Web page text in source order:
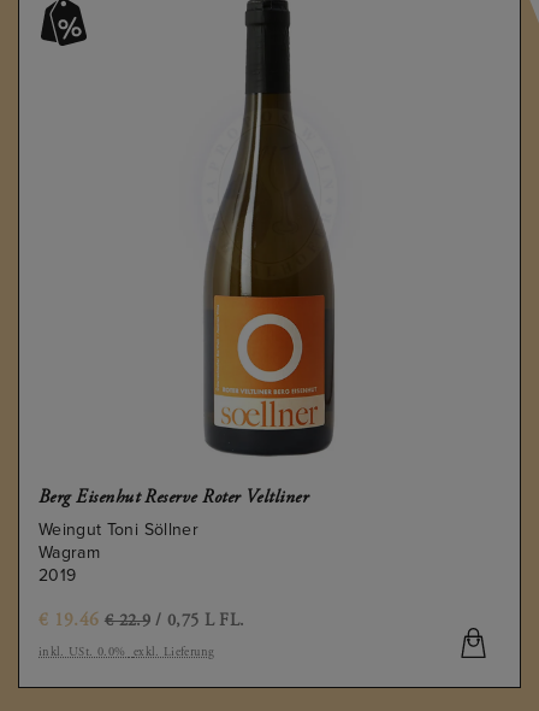
Berg Eisenhut Reserve Roter Veltliner
Weingut Toni Söllner
Wagram
2019
€ 19.46 € 22.9 / 0,75 L FL.
inkl. USt. 0.0% exkl. Lieferung